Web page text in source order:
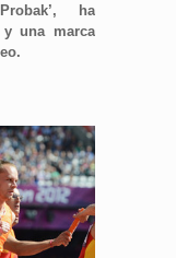
ha
una marca